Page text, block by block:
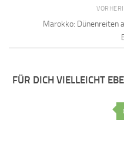
Marokko: Dünenreiten
FÜR DICH VIELLEICHT